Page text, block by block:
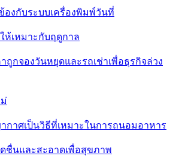
งกับระบบเครื่องพิมพ์วันที่
ห้เหมาะกับฤดูกาล
าถูกจองวันหยุดและรถเช่าเพื่อธุรกิจล่วง
าศเป็นวิธีที่เหมาะในการถนอมอาหาร
ชื่นและสะอาดเพื่อสุขภาพ